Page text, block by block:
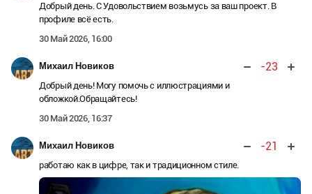
Добрый день. С Удовольствием возьмусь за ваш проект. В
профиле всё есть.
30 Май 2026, 16:00
Михаил Новиков -23
Добрый день! Могу помочь с иллюстрациями и
обложкой.Обращайтесь!
30 Май 2026, 16:37
Михаил Новиков -21
работаю как в цифре, так и традиционном стиле.